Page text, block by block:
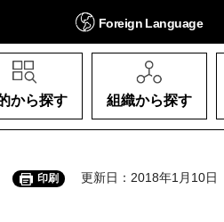
Foreign Language
から探す 組織から探す
印刷 更新日：2018年1月10日